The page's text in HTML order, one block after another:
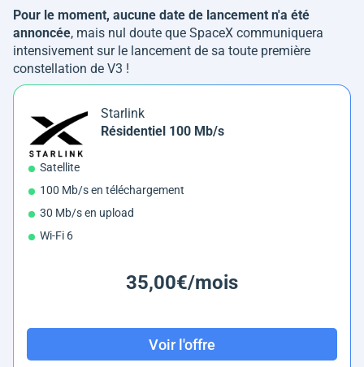
Pour le moment, aucune date de lancement n'a été
annoncée, mais nul doute que SpaceX communiquera
intensivement sur le lancement de sa toute première
constellation de V3 !
Starlink
Résidentiel 100 Mb/s
Satellite
100 Mb/s en téléchargement
30 Mb/s en upload
Wi-Fi 6
35,00€/mois
Voir l'offre